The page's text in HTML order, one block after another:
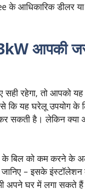
के आधिकारिक डीलर
आपकी
रहेगा, तो आपको यह
कि यह घरेलू उपयोग के
सकती है। लेकिन क्या
बिल को कम करने के
– इसके इंस्टॉलेशन
अपने घर में लगा सकते